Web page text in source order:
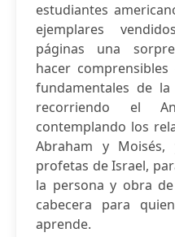
estudiantes
ejemplares
páginas una
hacer
fundamentales de
recorriendo el
contemplando los
Abraham y
profetas de Israel,
la persona y obra
cabecera para
aprende.